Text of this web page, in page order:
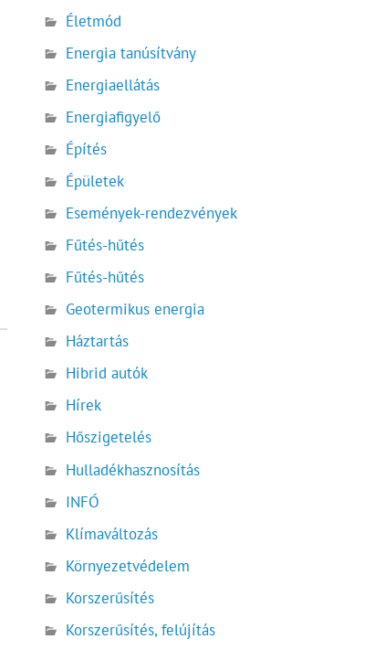
Életmód
Energia tanúsítvány
Energiaellátás
Energiafigyelő
Építés
Épületek
Események-rendezvények
Fűtés-hűtés
Fűtés-hűtés
Geotermikus energia
Háztartás
Hibrid autók
Hírek
Hőszigetelés
Hulladékhasznosítás
INFÓ
Klímaváltozás
Környezetvédelem
Korszerűsítés
Korszerűsítés, felújítás